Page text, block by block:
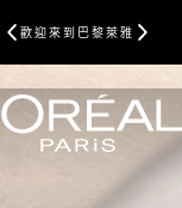
歡迎來到巴黎萊雅